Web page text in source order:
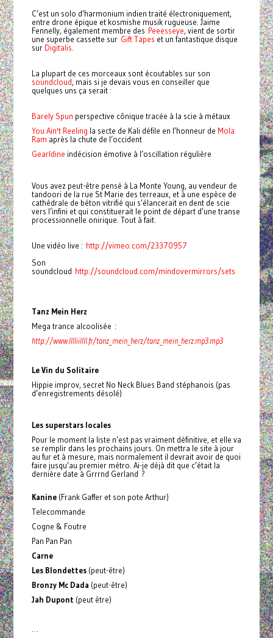
C’est un solo d’harmonium indien traité électroniquement,
entre drone épique et kosmishe musik rugueuse. Jaime
Fennelly, également membre des Peeesseye, vient de sortir
une superbe cassette sur Gift Tapes et un fantastique disque
sur Digitalis.
La plupart de ces morceaux sont écoutables sur son
soundcloud, mais si je devais vous en conseiller que
quelques uns ça serait :
Barely Spun perspective cônique tracée à la scie à métaux
You Ain't Reeling la secte de Kali défile en l’honneur de Mola
Ram après la chute de l’occident
Gearldine indécision émotive à l’oscillation régulière
Vous avez peut-être pensé à La Monte Young, au vendeur de
tandoori de la rue St Marie des terreaux, et à une espèce de
cathédrale de béton vitrifié qui s’élancerait en dent de scie
vers l’infini et qui constituerait le point de départ d’une transe
processionnelle onirique. Tout à fait.
Une vidéo live : http://vimeo.com/23370957
Son
soundcloud http://soundcloud.com/mindovermirrors/sets
Tanz Mein Herz
Mega trance alcoolisée :
http://www.lllliillll.fr/tanz_mein_herz/tanz_mein_herz.mp3.mp3
Le Vin du Solitaire
Hippie improv, secret No Neck Blues Band stéphanois (pas
d’enregistrements désolé)
Les superstars locales
Pour le moment la liste n’est pas vraiment définitive, et elle va
se remplir dans les prochains jours. On mettra le site à jour
au fur et à mesure, mais normalement il devrait avoir de quoi
faire jusqu’au premier métro. Ai-je déjà dit que c’était la
dernière date à Grrrnd Gerland ?
Kanine(Frank Gaffer et son pote Arthur)
Telecommande
Cogne & Foutre
Pan Pan Pan
Carne
Les Blondettes(peut-être)
Bronzy Mc Dada (peut-être)
Jah Dupont (peut être)
…